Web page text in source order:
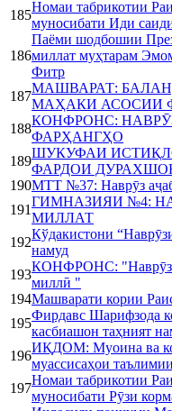
185
Номаи табрикотии
муносибати Иди
186
Паёми шодбошии
миллат муҳтарам
Фитр
187
МАШВАРАТ:
МАҲАКИ АСОСИИ
188
КОНФРОНС:
ФАРҲАНГҲО
189
ШУКУФАИ
ФАРДОИ
190МТТ №37: Наврӯз аҷаб
191
ГИМНАЗИЯИ №4:
МИЛЛАТ
192
Кўдакистони
намуд
193
КОНФРОНС: "Наврӯз
миллӣ "
194Машварати кории
195
Фирдавс Шарифзода
касбиашон таҳният
196
ИҚДОМ: Муоина ва
муассисаҳои
197
Номаи табрикотии
муносибати Рӯзи